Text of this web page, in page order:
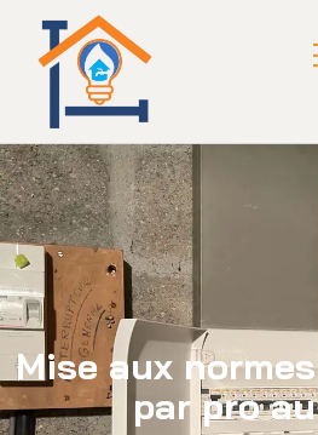
Mise aux
par pro